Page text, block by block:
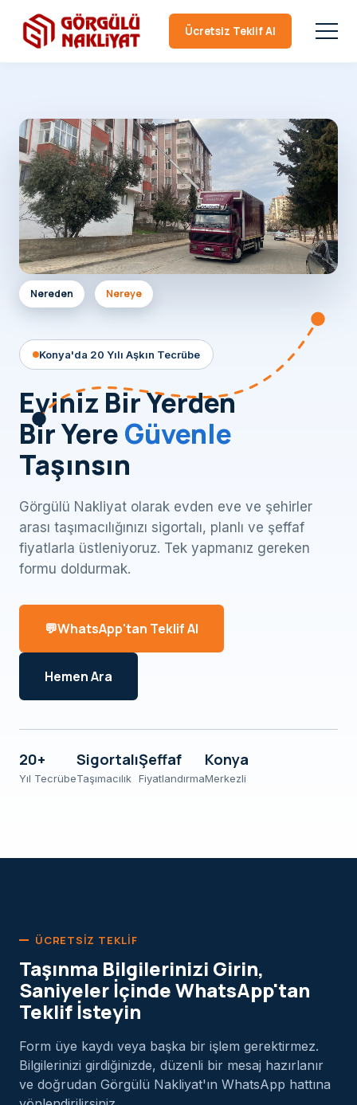
Ücretsiz Teklif Al
Konya'da 20 Yılı Aşkın Tecrübe
Eviniz Bir Yerden
Bir YereGüvenle
Taşınsın
Görgülü Nakliyat olarak evden eve ve şehirler
arası taşımacılığınızı sigortalı, planlı ve şeffaf
fiyatlarla üstleniyoruz. Tek yapmanız gereken
formu doldurmak.
WhatsApp'tan Teklif Al
Hemen Ara
20+
Yıl Tecrübe
Sigortalı
Taşımacılık
Şeffaf
Fiyatlandırma
Konya
Merkezli
Nereden Nereye
ÜCRETSIZ TEKLIF
Taşınma Bilgilerinizi Girin,
Saniyeler İçinde WhatsApp'tan
Teklif İsteyin
Form üye kaydı veya başka bir işlem gerektirmez.
Bilgilerinizi girdiğinizde, düzenli bir mesaj hazırlanır
ve doğrudan Görgülü Nakliyat'ın WhatsApp hattına